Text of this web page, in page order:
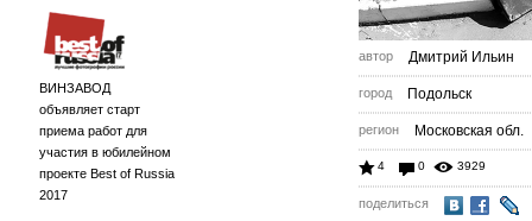
ВИНЗАВОД
объявляет старт
приема работ для
участия в юбилейном
проекте Best of Russia
2017
автор Дмитрий Ильин
город Подольск
регион Московская обл.
4 0 3929
поделиться